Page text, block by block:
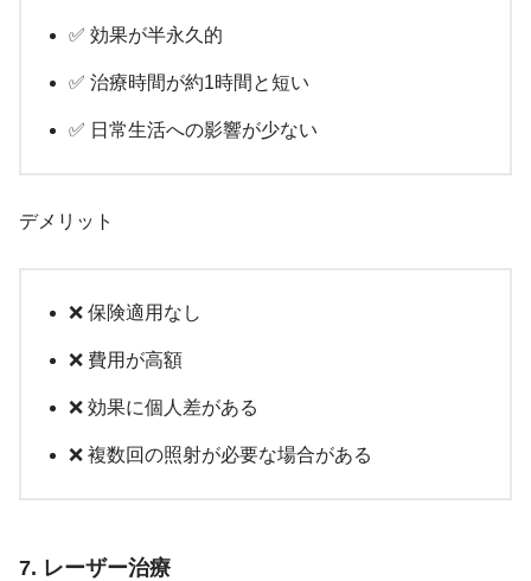
✅ 効果が半永久的
✅ 治療時間が約1時間と短い
✅ 日常生活への影響が少ない
デメリット
❌ 保険適用なし
❌ 費用が高額
❌ 効果に個人差がある
❌ 複数回の照射が必要な場合がある
7. レーザー治療